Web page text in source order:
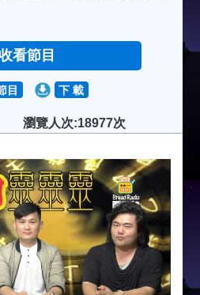
看節目
目 下 載
瀏覽人次:18977次